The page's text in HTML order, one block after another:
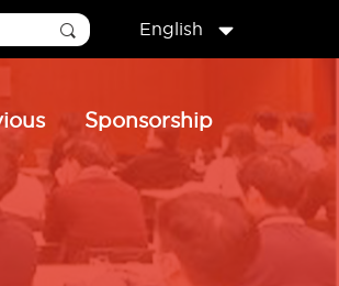
English
Sponsorship